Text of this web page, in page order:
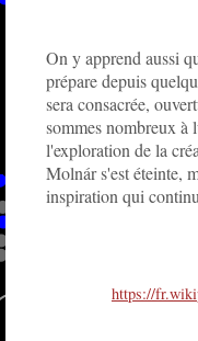
On y apprend aussi
prépare depuis
sera consacrée,
sommes nombreux à
l'exploration de la
Molnár s'est éteinte,
inspiration qui
https://